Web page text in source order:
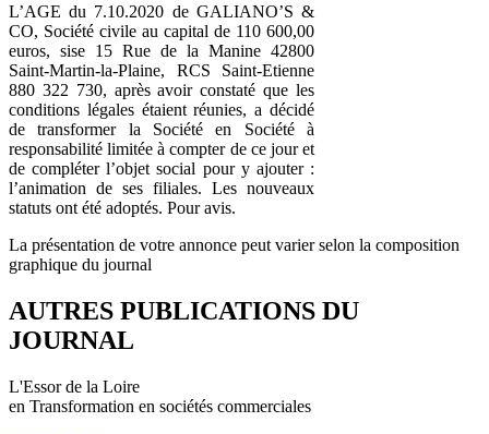
L’AGE du 7.10.2020 de GALIANO’S &
CO, Société civile au capital de 110 600,00
euros, sise 15 Rue de la Manine 42800
Saint-Martin-la-Plaine, RCS Saint-Etienne
880 322 730, après avoir constaté que les
conditions légales étaient réunies, a décidé
de transformer la Société en Société à
responsabilité limitée à compter de ce jour et
de compléter l’objet social pour y ajouter :
l’animation de ses filiales. Les nouveaux
statuts ont été adoptés. Pour avis.
La présentation de votre annonce peut varier selon la composition
graphique du journal
AUTRES PUBLICATIONS DU
JOURNAL
L'Essor de la Loire
en Transformation en sociétés commerciales